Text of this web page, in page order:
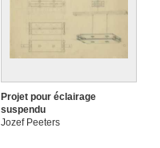
Projet pour éclairage
suspendu
Jozef Peeters